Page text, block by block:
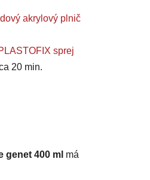
akrylový plnič
sprej
20 min.
400 ml má